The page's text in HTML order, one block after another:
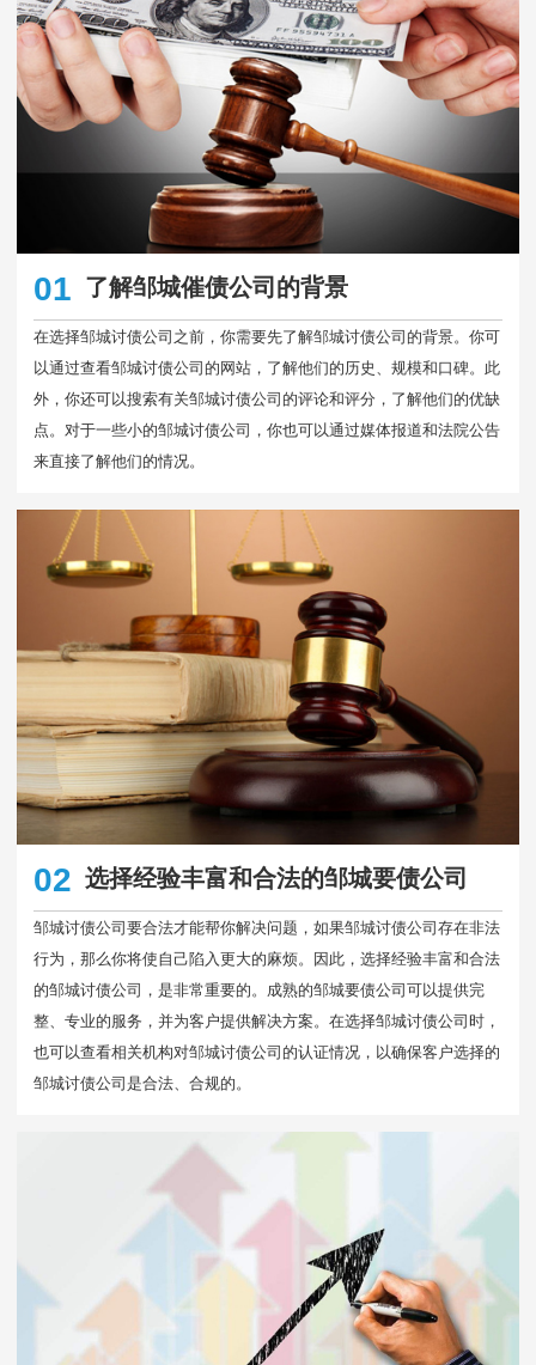
01 了解邹城催债公司的背景
在选择邹城讨债公司之前，你需要先了解邹城讨债公司的背景。你可
以通过查看邹城讨债公司的网站，了解他们的历史、规模和口碑。此
外，你还可以搜索有关邹城讨债公司的评论和评分，了解他们的优缺
点。对于一些小的邹城讨债公司，你也可以通过媒体报道和法院公告
来直接了解他们的情况。
02 选择经验丰富和合法的邹城要债公司
邹城讨债公司要合法才能帮你解决问题，如果邹城讨债公司存在非法
行为，那么你将使自己陷入更大的麻烦。因此，选择经验丰富和合法
的邹城讨债公司，是非常重要的。成熟的邹城要债公司可以提供完
整、专业的服务，并为客户提供解决方案。在选择邹城讨债公司时，
也可以查看相关机构对邹城讨债公司的认证情况，以确保客户选择的
邹城讨债公司是合法、合规的。